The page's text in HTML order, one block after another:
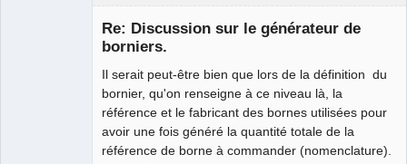
Re: Discussion sur le générateur de
borniers.
Il serait peut-être bien que lors de la définition du
bornier, qu'on renseigne à ce niveau là, la
référence et le fabricant des bornes utilisées pour
avoir une fois généré la quantité totale de la
référence de borne à commander (nomenclature).